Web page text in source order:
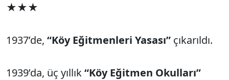
★★★
1937’de, “Köy Eğitmenleri Yasası” çıkarıldı.
1939’da, üç yıllık“Köy Eğitmen Okulları”